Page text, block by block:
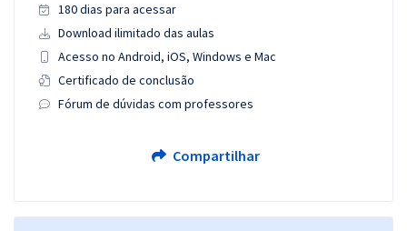
180 dias para acessar
Download ilimitado das aulas
Acesso no Android, iOS, Windows e Mac
Certificado de conclusão
Fórum de dúvidas com professores
Compartilhar